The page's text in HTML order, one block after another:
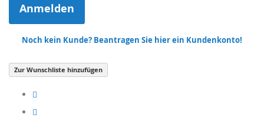
Anmelden
Noch kein Kunde? Beantragen Sie hier ein Kundenkonto!
Zur Wunschliste hinzufügen